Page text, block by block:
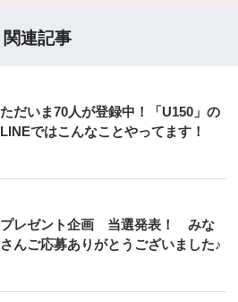
関連記事
ただいま70人が登録中！「U150」の
LINEではこんなことやってます！
プレゼント企画 当選発表！ みな
さんご応募ありがとうございました♪